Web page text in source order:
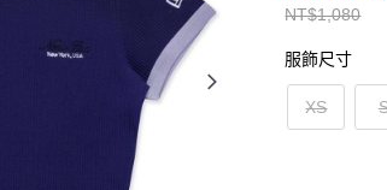
NT$1,080
服飾尺寸
XS